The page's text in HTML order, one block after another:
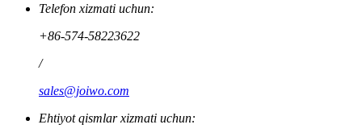
Telefon xizmati uchun:
+86-574-58223622
/
sales@joiwo.com
Ehtiyot qismlar xizmati uchun: